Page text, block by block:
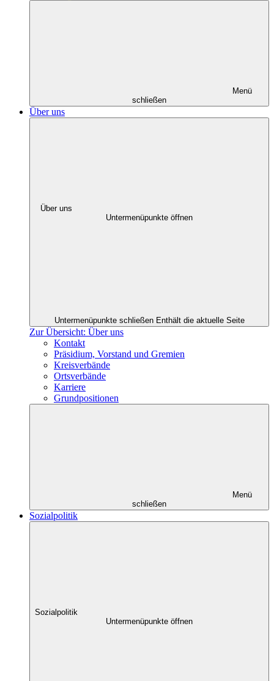
Menü
schließen
Über uns
Über uns
Untermenüpunkte öffnen
Untermenüpunkte schließen Enthält die aktuelle Seite
Zur Übersicht: Über uns
Kontakt
Präsidium, Vorstand und Gremien
Kreisverbände
Ortsverbände
Karriere
Grundpositionen
Menü
schließen
Sozialpolitik
Sozialpolitik
Untermenüpunkte öffnen